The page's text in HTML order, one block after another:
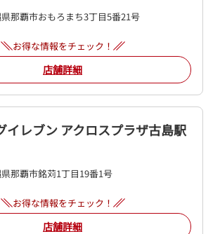
那覇市おもろまち3丁目5番21号
お得な情報をチェック！
店舗詳細
イレブン アクロスプラザ古島駅
那覇市銘苅1丁目19番1号
お得な情報をチェック！
店舗詳細